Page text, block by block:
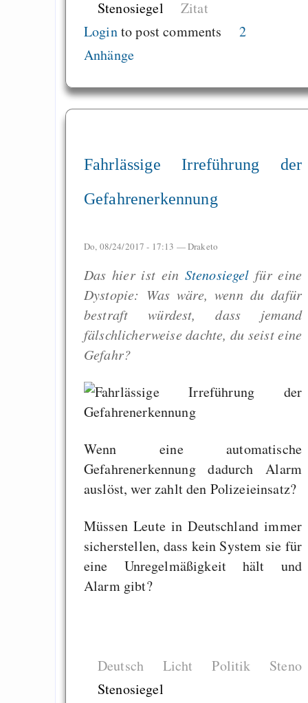
Stenosiegel
Zitat
Loginto post comments
2
Anhänge
Fahrlässige Irreführung der
Gefahrenerkennung
Do, 08/24/2017 - 17:13 —Draketo
Das hier ist ein Stenosiegel für eine
Dystopie: Was wäre, wenn du dafür
bestraft würdest, dass jemand
fälschlicherweise dachte, du seist eine
Gefahr?
Wenn eine automatische
Gefahrenerkennung dadurch Alarm
auslöst, wer zahlt den Polizeieinsatz?
Müssen Leute in Deutschland immer
sicherstellen, dass kein System sie für
eine Unregelmäßigkeit hält und
Alarm gibt?
Deutsch Licht Politik
Steno
Stenosiegel